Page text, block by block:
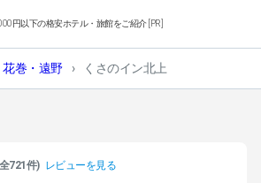
円以下の格安ホテル・旅館をご紹介 [PR]
花巻・遠野 › くさのイン北上
721件) レビューを見る